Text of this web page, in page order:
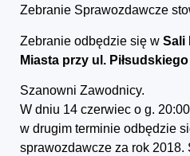
Zebranie Sprawozdawcze
Zebranie odbędzie się w Sali
Miasta przy ul. Piłsudskiego
Szanowni Zawodnicy.
W dniu 14 czerwiec o g.
w drugim terminie odbędzie
sprawozdawcze za rok 2018.